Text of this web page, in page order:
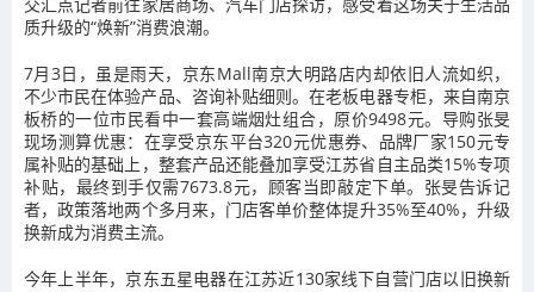
质升级的“焕新”消费浪潮。
7月3日，虽是雨天，京东Mall南京大明路店内却依旧人流如织，
不少市民在体验产品、咨询补贴细则。在老板电器专柜，来自南京
板桥的一位市民看中一套高端烟灶组合，原价9498元。导购张旻
现场测算优惠：在享受京东平台320元优惠券、品牌厂家150元专
属补贴的基础上，整套产品还能叠加享受江苏省自主品类15%专项
补贴，最终到手仅需7673.8元，顾客当即敲定下单。张旻告诉记
者，政策落地两个多月来，门店客单价整体提升35%至40%，升级
换新成为消费主流。
今年上半年，京东五星电器在江苏近130家线下自营门店以旧换新